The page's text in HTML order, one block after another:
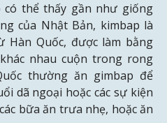
có thể thấy gần như giống
của Nhật Bản, kimbap là
Quốc, được làm bằng
nhau cuộn trong rong
thường ăn gimbap để
dã ngoại hoặc các sự kiện
bữa ăn trưa nhẹ, hoặc ăn